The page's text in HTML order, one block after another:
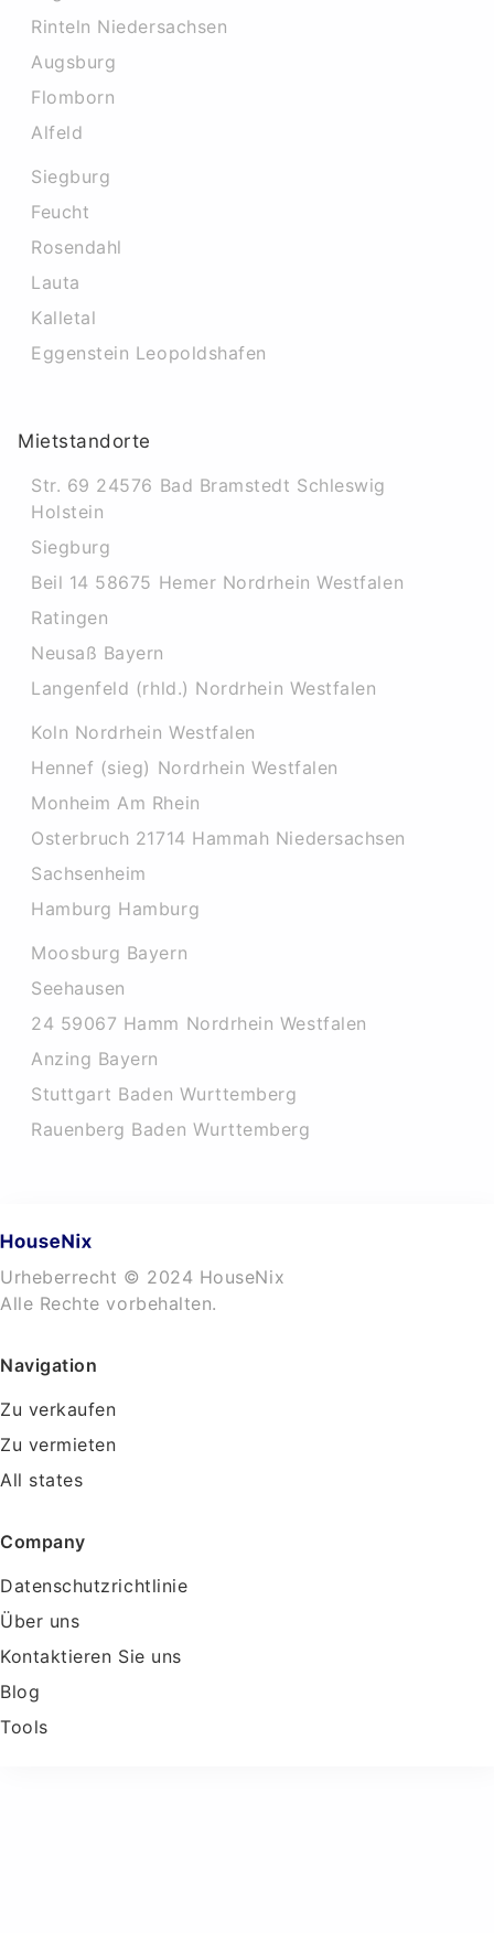
Rinteln Niedersachsen
Augsburg
Flomborn
Alfeld
Siegburg
Feucht
Rosendahl
Lauta
Kalletal
Eggenstein Leopoldshafen
Mietstandorte
Str. 69 24576 Bad Bramstedt Schleswig
Holstein
Siegburg
Beil 14 58675 Hemer Nordrhein Westfalen
Ratingen
Neusaß Bayern
Langenfeld (rhld.) Nordrhein Westfalen
Koln Nordrhein Westfalen
Hennef (sieg) Nordrhein Westfalen
Monheim Am Rhein
Osterbruch 21714 Hammah Niedersachsen
Sachsenheim
Hamburg Hamburg
Moosburg Bayern
Seehausen
24 59067 Hamm Nordrhein Westfalen
Anzing Bayern
Stuttgart Baden Wurttemberg
Rauenberg Baden Wurttemberg
Urheberrecht © 2024 HouseNix
Alle Rechte vorbehalten.
Navigation
Zu verkaufen
Zu vermieten
All states
Company
Datenschutzrichtlinie
Über uns
Kontaktieren Sie uns
Blog
Tools